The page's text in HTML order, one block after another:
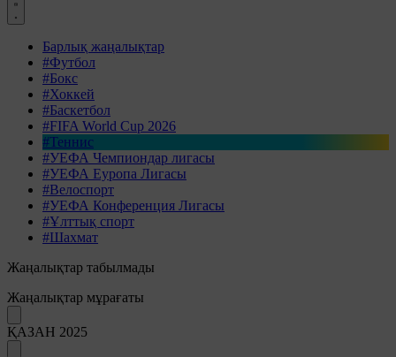
Барлық жаңалықтар
#Футбол
#Бокс
#Хоккей
#Баскетбол
#FIFA World Cup 2026
#Теннис
#УЕФА Чемпиондар лигасы
#УЕФА Еуропа Лигасы
#Велоспорт
#УЕФА Конференция Лигасы
#Ұлттық спорт
#Шахмат
Жаңалықтар табылмады
Жаңалықтар мұрағаты
ҚАЗАН 2025